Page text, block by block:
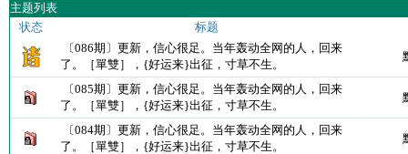
主题列表
状态
标题
〔086期〕更新，信心很足。当年轰动全网的人，回来
了。［單雙］，{好运来}出征，寸草不生。
〔085期〕更新，信心很足。当年轰动全网的人，回来
了。［單雙］，{好运来}出征，寸草不生。
〔084期〕更新，信心很足。当年轰动全网的人，回来
了。［單雙］，{好运来}出征，寸草不生。